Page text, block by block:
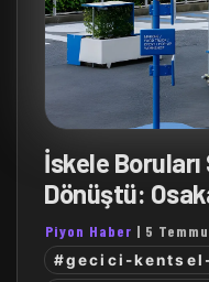
İskele
Dönüştü:
Piyon Haber | 5
#gecici-